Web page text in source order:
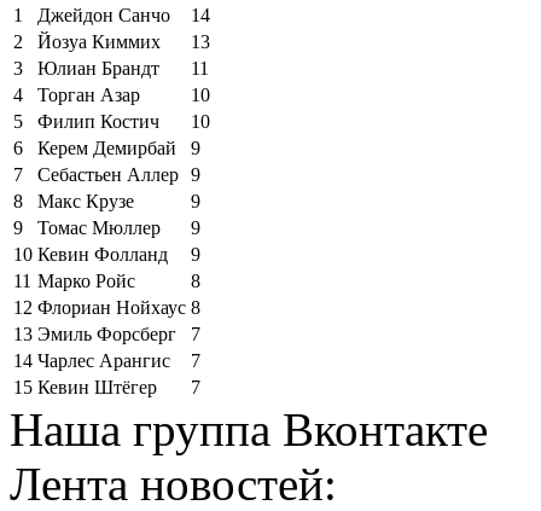
1
Джейдон Санчо
14
2
Йозуа Киммих
13
3
Юлиан Брандт
11
4
Торган Азар
10
5
Филип Костич
10
6
Керем Демирбай
9
7
Себастьен Аллер 9
8
Макс Крузе
9
9
Томас Мюллер
9
10 Кевин Фолланд
9
11 Марко Ройс
8
12 Флориан Нойхаус 8
13 Эмиль Форсберг
7
14 Чарлес Арангис
7
15 Кевин Штёгер 7
Наша группа Вконтакте
Лента новостей: